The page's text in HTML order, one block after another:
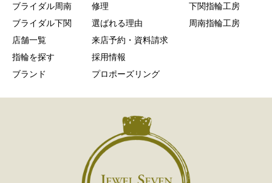
ブライダル周南
ブライダル下関
店舗一覧
指輪を探す
ブランド
修理
選ばれる理由
来店予約・資料請求
採用情報
プロポーズリング
下関指輪工房
周南指輪工房